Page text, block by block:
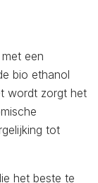
een
bio ethanol
wordt zorgt het
tot
het beste te